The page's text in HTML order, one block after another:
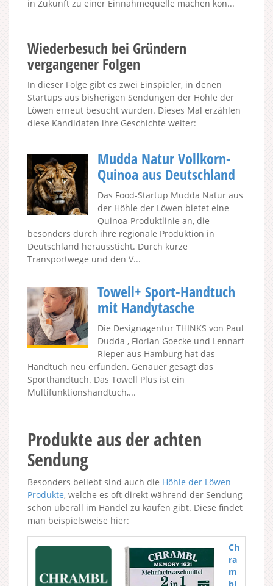
in Zukunft zu einer Einnahmequelle machen kön...
Wiederbesuch bei Gründern
vergangener Folgen
In dieser Folge gibt es zwei Einspieler, in denen
Startups aus bisherigen Sendungen der Höhle der
Löwen erneut besucht wurden. Dieses Mal erzählen
diese Kandidaten ihre Geschichte weiter:
Mudda Natur Vollkorn-
Quinoa aus Deutschland
Das Food-Startup Mudda Natur aus
der Höhle der Löwen bietet eine
Quinoa-Produktlinie an, die
besonders durch ihre regionale Produktion in
Deutschland heraussticht. Durch kurze
Transportwege und den V...
Towell+ Sport-Handtuch
mit Handytasche
Die Designagentur THINKS von Paul
Dudda , Florian Goecke und Lennart
Rieper aus Hamburg hat das
Handtuch neu erfunden. Genauer gesagt das
Sporthandtuch. Das Towell Plus ist ein
Multifunktionshandtuch,...
Produkte aus der achten
Sendung
Besonders beliebt sind auch die Höhle der Löwen
Produkte, welche es oft direkt während der Sendung
schon überall im Handel zu kaufen gibt. Diese findet
man beispielsweise hier:
Ch
ra
m